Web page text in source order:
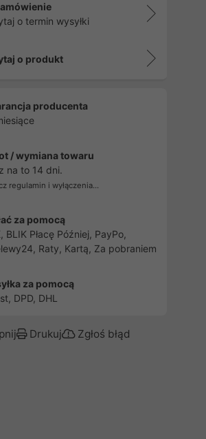
o termin wysyłki
o produkt
producenta
/ wymiana towaru
na to 14 dni.
regulamin i wyłączenia...
za pomocą
BLIK Płacę Później, PayPo,
Raty, Kartą, Za pobraniem
za pomocą
DPD, DHL
Drukuj Zgłoś błąd